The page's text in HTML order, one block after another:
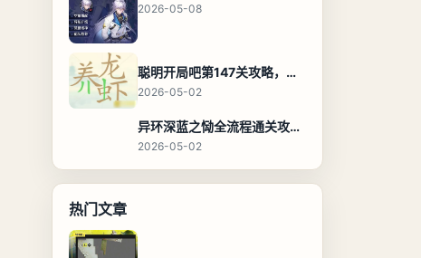
2026-05-08
聪明开局吧第147关攻略，养龙虾找出27个常用字通关答案
2026-05-02
异环深蓝之恸全流程通关攻略，教程与隐藏奖励
2026-05-02
热门文章